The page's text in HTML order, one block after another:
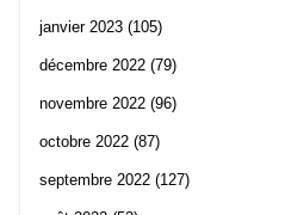
janvier 2023 (105)
décembre 2022 (79)
novembre 2022 (96)
octobre 2022 (87)
septembre 2022 (127)